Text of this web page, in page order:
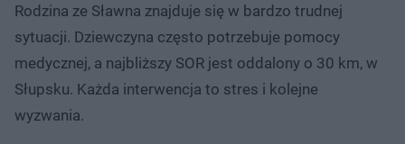
Rodzina ze Sławna znajduje się w bardzo trudnej
sytuacji. Dziewczyna często potrzebuje pomocy
medycznej, a najbliższy SOR jest oddalony o 30 km, w
Słupsku. Każda interwencja to stres i kolejne
wyzwania.